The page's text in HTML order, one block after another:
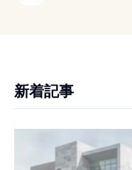
新着記事